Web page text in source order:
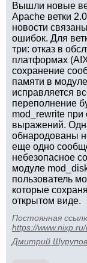
Вышли новые
Apache ветки
новости
ошибок. Для
три: отказ в
платформах
сохранение
памяти в
исправляется
переполнение
mod_rewrite при
выражений.
обнародованы
еще одно
небезопасное
модуле
пользователь
которые
открытом виде.
Постоянная
https://
Дмитрий Шурупов